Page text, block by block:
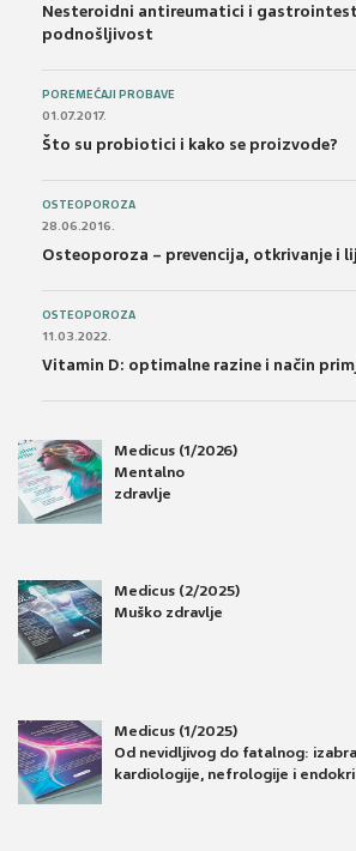
Nesteroidni antireumatici i
podnošljivost
POREMEĆAJI PROBAVE
01.07.2017.
Što su probiotici i kako se proizvode?
OSTEOPOROZA
28.06.2016.
Osteoporoza – prevencija, otkrivanje i
OSTEOPOROZA
11.03.2022.
Vitamin D: optimalne razine i način
Medicus (1/2026)
Mentalno
zdravlje
Medicus (2/2025)
Muško zdravlje
Medicus (1/2025)
Od nevidljivog do fatalnog:
kardiologije, nefrologije i